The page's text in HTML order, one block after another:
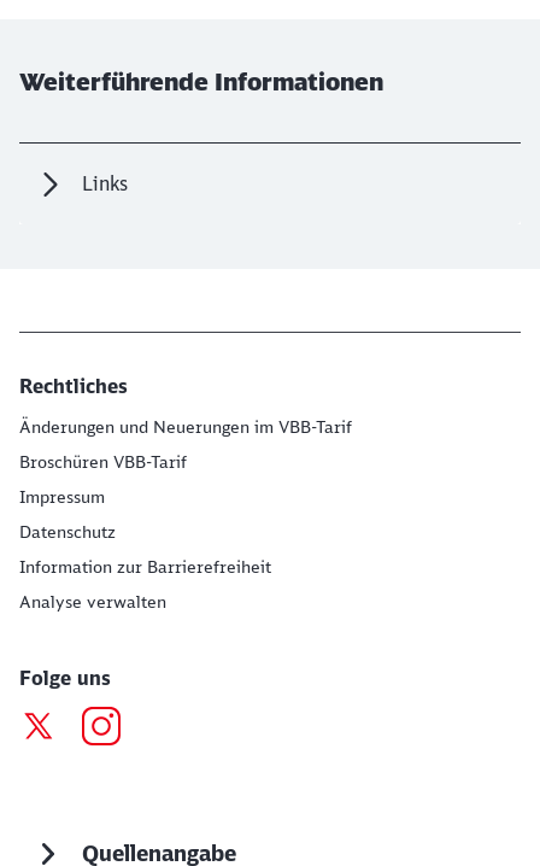
Weiterführende Informationen
Links
Rechtliches
Änderungen und Neuerungen im VBB-Tarif
Broschüren VBB-Tarif
Impressum
Datenschutz
Information zur Barrierefreiheit
Analyse verwalten
Folge uns
Quellenangabe